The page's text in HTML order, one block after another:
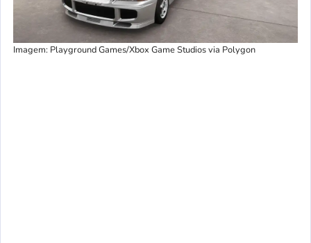
Imagem: Playground Games/Xbox Game Studios via Polygon